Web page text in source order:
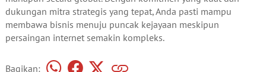
dukungan mitra strategis yang tepat, Anda pasti mampu
membawa bisnis menuju puncak kejayaan meskipun
persaingan internet semakin kompleks.
Bagikan: